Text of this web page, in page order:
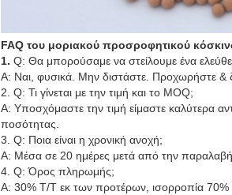
FAQ του μοριακού προσροφητικού
1. Q: Θα μπορούσαμε να στείλουμε ένα
Α: Ναι, φυσικά. Μην διστάστε. Προχωρήστε &
2. Q: Τι γίνεται με την τιμή και το MOQ;
Α: Υποσχόμαστε την τιμή είμαστε καλύτερα
ποσότητας.
3. Q: Ποια είναι η χρονική ανοχή;
Α: Μέσα σε 20 ημέρες μετά από την
4. Q: Όρος πληρωμής;
Α: 30% T/T εκ των προτέρων, ισορροπία